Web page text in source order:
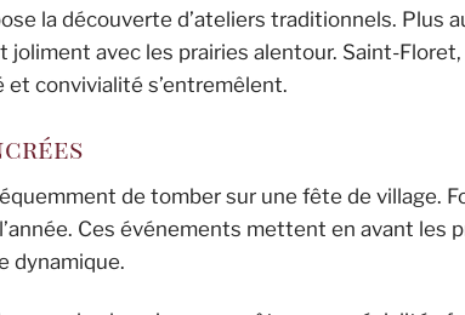
la découverte d’ateliers traditionnels. Plus
avec les prairies alentour. Saint-
convivialité s’entremêlent.
de tomber sur une fête de village.
Ces événements mettent en avant les
dynamique.